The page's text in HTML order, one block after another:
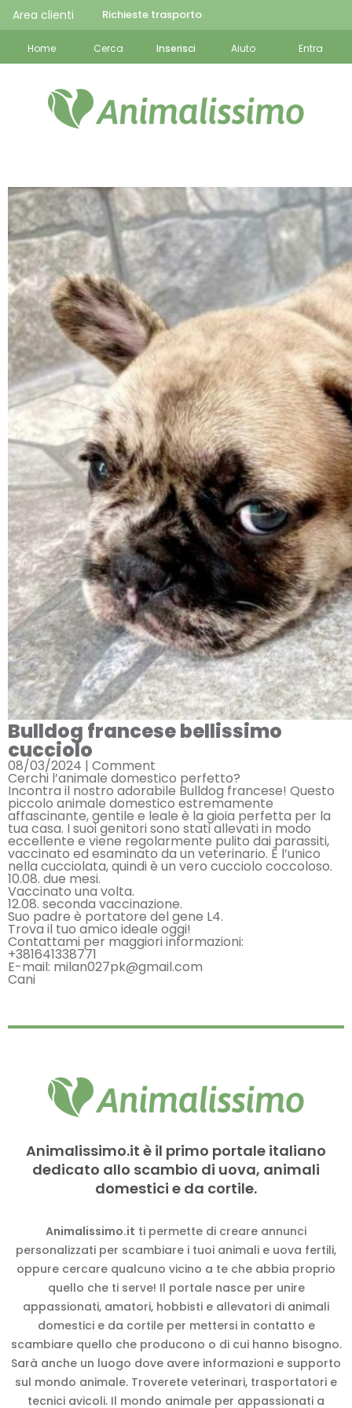
Area clienti Richieste trasporto
Home Cerca Inserisci Aiuto Entra
Bulldog francese bellissimo
cucciolo
08/03/2024 | Comment
Cerchi l’animale domestico perfetto?
Incontra il nostro adorabile Bulldog francese! Questo
piccolo animale domestico estremamente
affascinante, gentile e leale è la gioia perfetta per la
tua casa. I suoi genitori sono stati allevati in modo
eccellente e viene regolarmente pulito dai parassiti,
vaccinato ed esaminato da un veterinario. È l’unico
nella cucciolata, quindi è un vero cucciolo coccoloso.
10.08. due mesi.
Vaccinato una volta.
12.08. seconda vaccinazione.
Suo padre è portatore del gene L4.
Trova il tuo amico ideale oggi!
Contattami per maggiori informazioni:
+381641338771
E-mail: milan027pk@gmail.com
Cani
Animalissimo.it è il primo portale italiano
dedicato allo scambio di uova, animali
domestici e da cortile.
Animalissimo.it ti permette di creare annunci
personalizzati per scambiare i tuoi animali e uova fertili,
oppure cercare qualcuno vicino a te che abbia proprio
quello che ti serve! Il portale nasce per unire
appassionati, amatori, hobbisti e allevatori di animali
domestici e da cortile per mettersi in contatto e
scambiare quello che producono o di cui hanno bisogno.
Sarà anche un luogo dove avere informazioni e supporto
sul mondo animale. Troverete veterinari, trasportatori e
tecnici avicoli. Il mondo animale per appassionati a